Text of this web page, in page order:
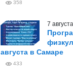
358
7
августа в Самаре
433